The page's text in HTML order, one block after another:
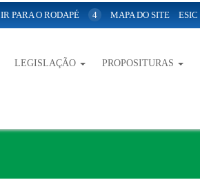
IR PARA O RODAPÉ 4 MAPA DO SITE ESIC
LEGISLAÇÃO PROPOSITURAS